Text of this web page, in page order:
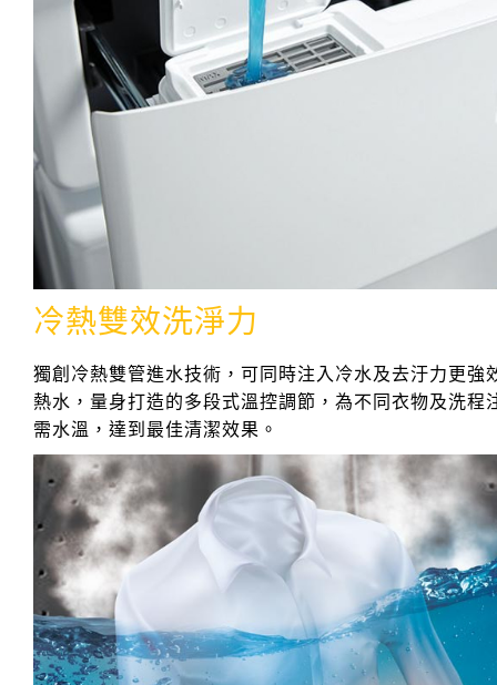
冷熱雙效洗淨力
獨創冷熱雙管進水技術，可同時注入冷水及去汙力更強
熱水，量身打造的多段式溫控調節，為不同衣物及洗程
需水溫，達到最佳清潔效果。